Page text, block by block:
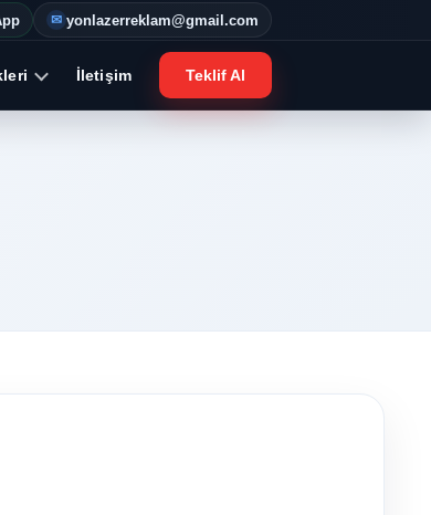
✉ yonlazerreklam@gmail.com
İletişim Teklif Al